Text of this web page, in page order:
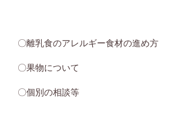
〇離乳食のアレルギー食材の進め方
〇果物について
〇個別の相談等